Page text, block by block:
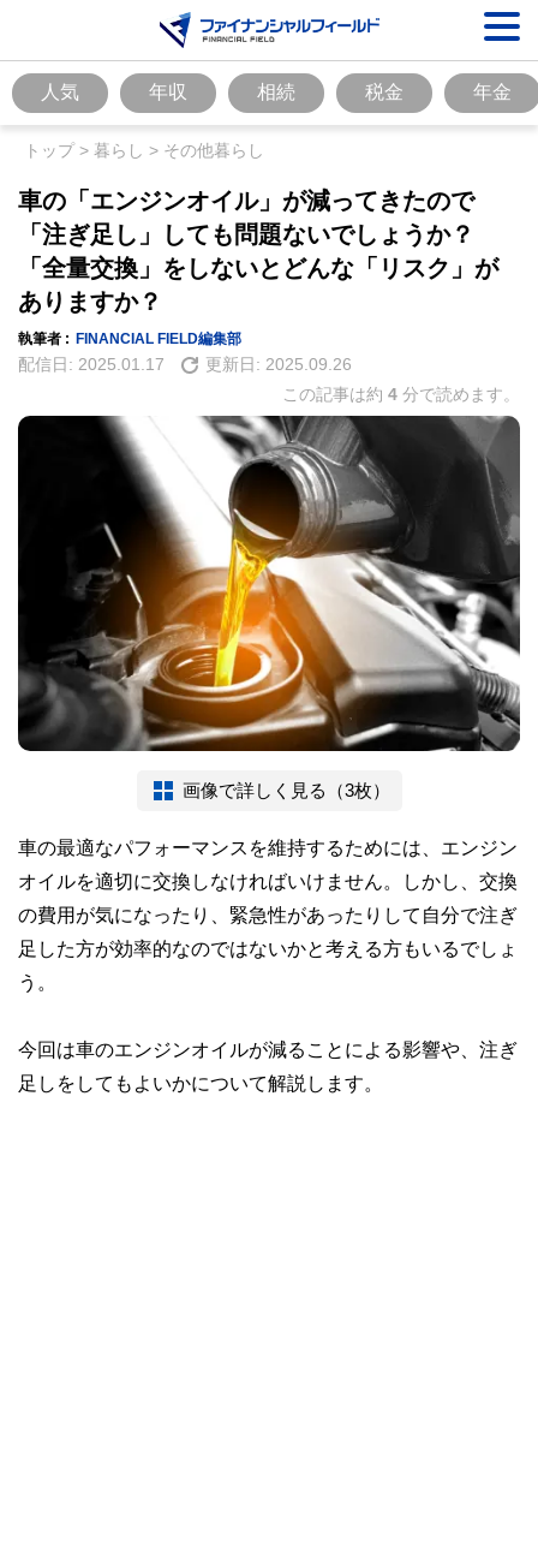
人気 年収 相続 税金 年金
トップ> 暮らし > その他暮らし
車の「エンジンオイル」が減ってきたので
「注ぎ足し」しても問題ないでしょうか？
「全量交換」をしないとどんな「リスク」が
ありますか？
執筆者 : FINANCIAL FIELD編集部
配信日: 2025.01.17 更新日: 2025.09.26
この記事は約 4 分で読めます。
画像で詳しく見る（3枚）
車の最適なパフォーマンスを維持するためには、エンジン
オイルを適切に交換しなければいけません。しかし、交換
の費用が気になったり、緊急性があったりして自分で注ぎ
足した方が効率的なのではないかと考える方もいるでしょ
う。
今回は車のエンジンオイルが減ることによる影響や、注ぎ
足しをしてもよいかについて解説します。